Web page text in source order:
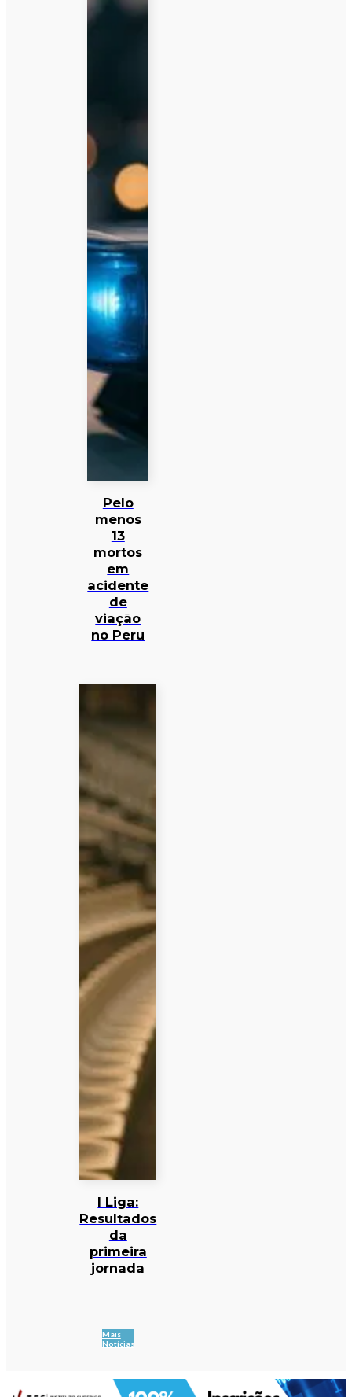
Pelo
menos
13
mortos
em
acidente
de
viação
no Peru
I Liga:
Resultados
da
primeira
jornada
Mais
Notícias